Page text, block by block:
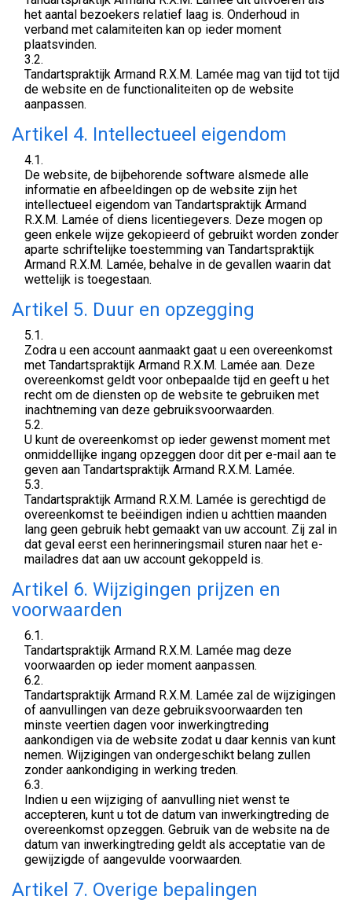
het aantal bezoekers relatief laag is. Onderhoud in
verband met calamiteiten kan op ieder moment
plaatsvinden.
3.2.
Tandartspraktijk Armand R.X.M. Lamée mag van tijd tot tijd
de website en de functionaliteiten op de website
aanpassen.
Artikel 4. Intellectueel eigendom
4.1.
De website, de bijbehorende software alsmede alle
informatie en afbeeldingen op de website zijn het
intellectueel eigendom van Tandartspraktijk Armand
R.X.M. Lamée of diens licentiegevers. Deze mogen op
geen enkele wijze gekopieerd of gebruikt worden zonder
aparte schriftelijke toestemming van Tandartspraktijk
Armand R.X.M. Lamée, behalve in de gevallen waarin dat
wettelijk is toegestaan.
Artikel 5. Duur en opzegging
5.1.
Zodra u een account aanmaakt gaat u een overeenkomst
met Tandartspraktijk Armand R.X.M. Lamée aan. Deze
overeenkomst geldt voor onbepaalde tijd en geeft u het
recht om de diensten op de website te gebruiken met
inachtneming van deze gebruiksvoorwaarden.
5.2.
U kunt de overeenkomst op ieder gewenst moment met
onmiddellijke ingang opzeggen door dit per e-mail aan te
geven aan Tandartspraktijk Armand R.X.M. Lamée.
5.3.
Tandartspraktijk Armand R.X.M. Lamée is gerechtigd de
overeenkomst te beëindigen indien u achttien maanden
lang geen gebruik hebt gemaakt van uw account. Zij zal in
dat geval eerst een herinneringsmail sturen naar het e-
mailadres dat aan uw account gekoppeld is.
Artikel 6. Wijzigingen prijzen en
voorwaarden
6.1.
Tandartspraktijk Armand R.X.M. Lamée mag deze
voorwaarden op ieder moment aanpassen.
6.2.
Tandartspraktijk Armand R.X.M. Lamée zal de wijzigingen
of aanvullingen van deze gebruiksvoorwaarden ten
minste veertien dagen voor inwerkingtreding
aankondigen via de website zodat u daar kennis van kunt
nemen. Wijzigingen van ondergeschikt belang zullen
zonder aankondiging in werking treden.
6.3.
Indien u een wijziging of aanvulling niet wenst te
accepteren, kunt u tot de datum van inwerkingtreding de
overeenkomst opzeggen. Gebruik van de website na de
datum van inwerkingtreding geldt als acceptatie van de
gewijzigde of aangevulde voorwaarden.
Artikel 7. Overige bepalingen